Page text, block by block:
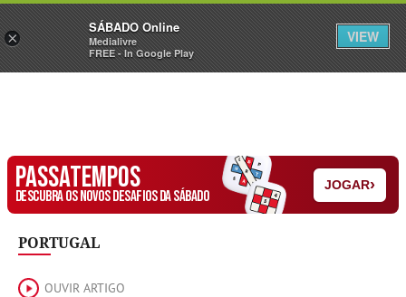
Sábado Assine Iniciar Sessão
PASSATEMPOS
DESCUBRA OS NOVOS DESAFIOS DA SÁBADO
JOGAR›
PORTUGAL
OUVIR ARTIGO
×
SÁBADO Online
Medialivre
FREE - In Google Play
VIEW